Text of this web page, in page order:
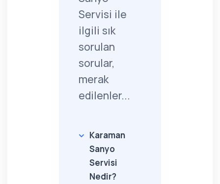
Servisi ile
ilgili sık
sorulan
sorular,
merak
edilenler...
Karaman
Sanyo
Servisi
Nedir?